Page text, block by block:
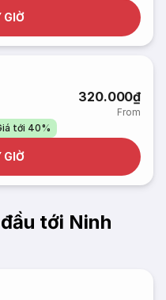
GIỜ
320.000₫
From
tới 40%
GIỜ
tới Ninh